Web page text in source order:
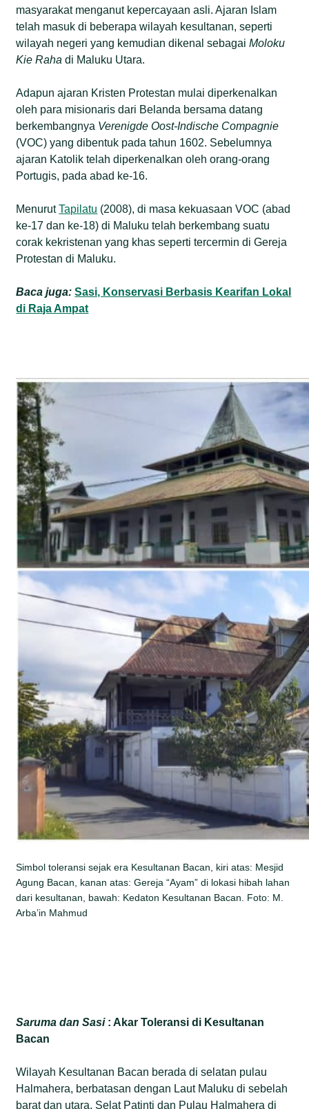
masyarakat menganut kepercayaan asli. Ajaran Islam
telah masuk di beberapa wilayah kesultanan, seperti
wilayah negeri yang kemudian dikenal sebagaiMoloku
Kie Raha di Maluku Utara.
Adapun ajaran Kristen Protestan mulai diperkenalkan
oleh para misionaris dari Belanda bersama datang
berkembangnya Verenigde Oost-Indische Compagnie
(VOC) yang dibentuk pada tahun 1602. Sebelumnya
ajaran Katolik telah diperkenalkan oleh orang-orang
Portugis, pada abad ke-16.
MenurutTapilatu (2008), di masa kekuasaan VOC (abad
ke-17 dan ke-18) di Maluku telah berkembang suatu
corak kekristenan yang khas seperti tercermin di Gereja
Protestan di Maluku.
Baca juga: Sasi, Konservasi Berbasis Kearifan Lokal
di Raja Ampat
Simbol toleransi sejak era Kesultanan Bacan, kiri atas: Mesjid
Agung Bacan, kanan atas: Gereja “Ayam” di lokasi hibah lahan
dari kesultanan, bawah: Kedaton Kesultanan Bacan. Foto: M.
Arba’in Mahmud
Saruma dan Sasi : Akar Toleransi di Kesultanan
Bacan
Wilayah Kesultanan Bacan berada di selatan pulau
Halmahera, berbatasan dengan Laut Maluku di sebelah
barat dan utara, Selat Patinti dan Pulau Halmahera di